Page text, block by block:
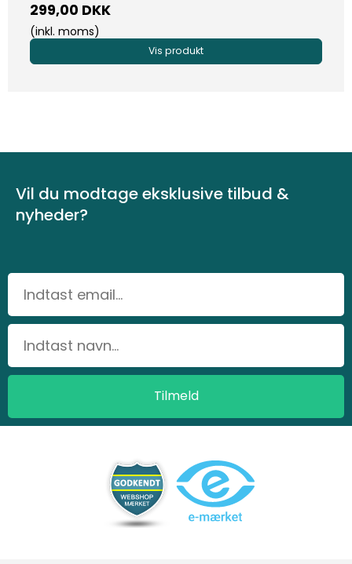
299,00 DKK
(inkl. moms)
Vis produkt
Vil du modtage eksklusive tilbud &
nyheder?